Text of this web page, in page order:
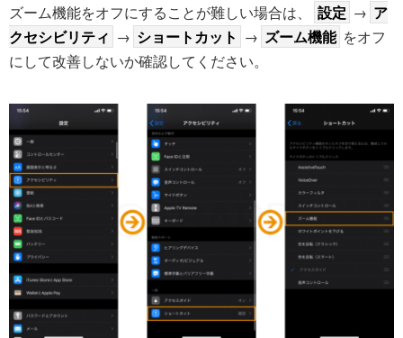
ズーム機能をオフにすることが難しい場合は、 設定 → ア
クセシビリティ → ショートカット → ズーム機能 をオフ
にして改善しないか確認してください。